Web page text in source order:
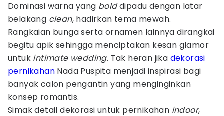
Dominasi warna yang bolddipadu dengan latar
belakang clean, hadirkan tema mewah.
Rangkaian bunga serta ornamen lainnya dirangkai
begitu apik sehingga menciptakan kesan glamor
untuk intimate wedding. Tak heran jika dekorasi
pernikahan Nada Puspita menjadi inspirasi bagi
banyak calon pengantin yang menginginkan
konsep romantis.
Simak detail dekorasi untuk pernikahan indoor,